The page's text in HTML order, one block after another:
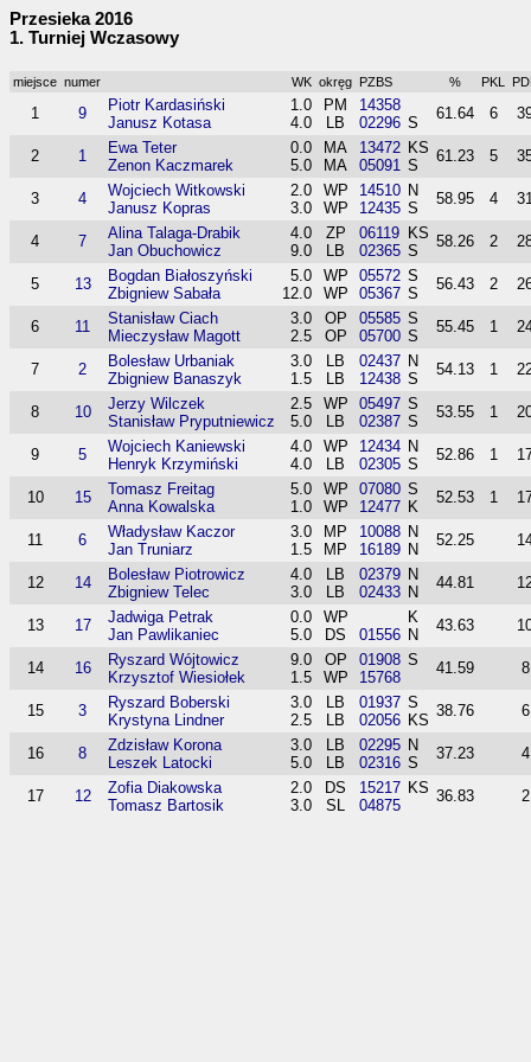
Przesieka 2016
1. Turniej Wczasowy
miejsce numer WK okręg PZBS % PKL
1 9
Piotr Kardasiński
Janusz Kotasa
1.0
4.0
PM
LB
14358
02296 S
61.64 6
2 1
Ewa Teter
Zenon Kaczmarek
0.0
5.0
MA
MA
13472
05091
KS
S
61.23 5
3 4
Wojciech Witkowski
Janusz Kopras
2.0
3.0
WP
WP
14510
12435
N
S
58.95 4 31
4 7
Alina Talaga-Drabik
Jan Obuchowicz
4.0
9.0
ZP
LB
06119
02365
KS
S
58.26 2
5 13
Bogdan Białoszyński
Zbigniew Sabała
5.0
12.0
WP
WP
05572
05367
S
S
56.43 2
6 11
Stanisław Ciach
Mieczysław Magott
3.0
2.5
OP
OP
05585
05700
S
S
55.45 1
7 2
Bolesław Urbaniak
Zbigniew Banaszyk
3.0
1.5
LB
LB
02437
12438
N
S
54.13 1
8 10
Jerzy Wilczek
Stanisław Pryputniewicz
2.5
5.0
WP
LB
05497
02387
S
S
53.55 1
9 5
Wojciech Kaniewski
Henryk Krzymiński
4.0
4.0
WP
LB
12434
02305
N
S
52.86 1
10 15
Tomasz Freitag
Anna Kowalska
5.0
1.0
WP
WP
07080
12477
S
K
52.53 1
11 6
Władysław Kaczor
Jan Truniarz
3.0
1.5
MP
MP
10088
16189
N
N
52.25
12 14
Bolesław Piotrowicz
Zbigniew Telec
4.0
3.0
LB
LB
02379
02433
N
N
44.81
13 17
Jadwiga Petrak
Jan Pawlikaniec
0.0
5.0
WP
DS
01556
K
N
43.63
14 16
Ryszard Wójtowicz
Krzysztof Wiesiołek
9.0
1.5
OP
WP
01908
15768
S 41.59 8
15 3
Ryszard Boberski
Krystyna Lindner
3.0
2.5
LB
LB
01937
02056
S
KS
38.76 6
16 8
Zdzisław Korona
Leszek Latocki
3.0
5.0
LB
LB
02295
02316
N
S
37.23 4
17 12
Zofia Diakowska
Tomasz Bartosik
2.0
3.0
DS
SL
15217
04875
KS 36.83 2